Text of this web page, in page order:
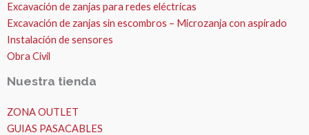
Excavación de zanjas para redes eléctricas
Excavación de zanjas sin escombros – Microzanja con aspirado
Instalación de sensores
Obra Civil
Nuestra tienda
ZONA OUTLET
GUIAS PASACABLES